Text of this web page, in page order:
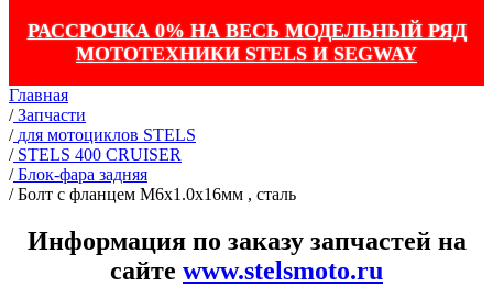
РАССРОЧКА 0% НА ВЕСЬ МОДЕЛЬНЫЙ РЯД
МОТОТЕХНИКИ STELS И SEGWAY
Главная
/ Запчасти
/ для мотоциклов STELS
/ STELS 400 CRUISER
/ Блок-фара задняя
/Болт с фланцем M6х1.0х16мм , сталь
Информация по заказу запчастей на
сайте www.stelsmoto.ru